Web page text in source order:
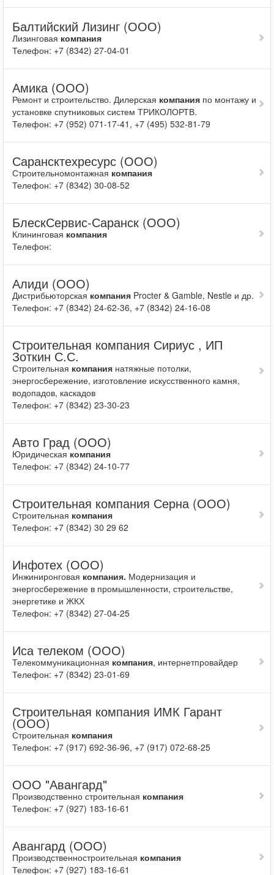
Балтийский Лизинг (ООО)
Лизинговая компания
Телефон: +7 (8342) 27-04-01
Амика (ООО)
Ремонт и строительство. Дилерская компания по монтажу и
установке спутниковых систем ТРИКОЛОРТВ.
Телефон: +7 (952) 071-17-41, +7 (495) 532-81-79
Сарансктехресурс (ООО)
Строительномонтажная компания
Телефон: +7 (8342) 30-08-52
БлескСервис-Саранск (ООО)
Клининговая компания
Телефон:
Алиди (ООО)
Дистрибьюторская компания Procter & Gamble, Nestle и др.
Телефон: +7 (8342) 24-62-36, +7 (8342) 24-16-08
Строительная компания Сириус , ИП
Зоткин С.С.
Строительная компания натяжные потолки,
энергосбережение, изготовление искусственного камня,
водопадов, каскадов
Телефон: +7 (8342) 23-30-23
Авто Град (ООО)
Юридическая компания
Телефон: +7 (8342) 24-10-77
Строительная компания Серна (ООО)
Строительная компания
Телефон: +7 (8342) 30 29 62
Инфотех (ООО)
Инжиниронговая компания. Модернизация и
энергосбережение в промышленности, строительстве,
энергетике и ЖКХ
Телефон: +7 (8342) 27-04-25
Иса телеком (ООО)
Телекоммуникационная компания, интернетпровайдер
Телефон: +7 (8342) 23-01-69
Строительная компания ИМК Гарант
(ООО)
Строительная компания
Телефон: +7 (917) 692-36-96, +7 (917) 072-68-25
ООО "Авангард"
Производственно строительная компания
Телефон: +7 (927) 183-16-61
Авангард (ООО)
Производственностроительная компания
Телефон: +7 (927) 183-16-61